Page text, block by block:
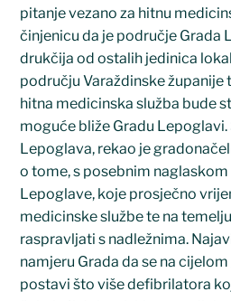
pitanje vezano za hitnu
činjenicu da je područje Grada
drukčija od ostalih jedinica
području Varaždinske županije
hitna medicinska služba bude
moguće bliže Gradu Lepoglavi.
Lepoglava, rekao je
o tome, s posebnim
Lepoglave, koje prosječno
medicinske službe te na
raspravljati s nadležnima.
namjeru Grada da se na
postavi što više defibrilatora